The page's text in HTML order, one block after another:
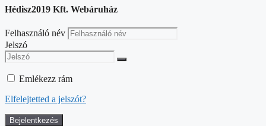
Hédisz2019 Kft. Webáruház
Felhasználó név
Jelszó
Emlékezz rám
Elfelejtetted a jelszót?